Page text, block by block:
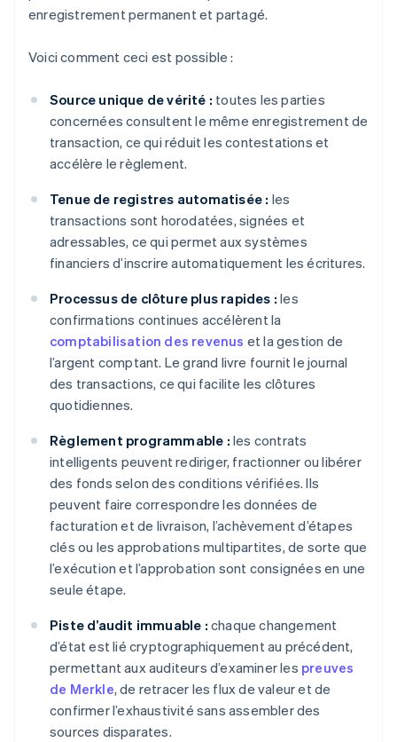
enregistrement permanent et partagé.
Voici comment ceci est possible :
Source unique de vérité : toutes les parties
concernées consultent le même enregistrement de
transaction, ce qui réduit les contestations et
accélère le règlement.
Tenue de registres automatisée : les
transactions sont horodatées, signées et
adressables, ce qui permet aux systèmes
financiers d’inscrire automatiquement les écritures.
Processus de clôture plus rapides : les
confirmations continues accélèrent la
comptabilisation des revenus et la gestion de
l’argent comptant. Le grand livre fournit le journal
des transactions, ce qui facilite les clôtures
quotidiennes.
Règlement programmable : les contrats
intelligents peuvent rediriger, fractionner ou libérer
des fonds selon des conditions vérifiées. Ils
peuvent faire correspondre les données de
facturation et de livraison, l’achèvement d’étapes
clés ou les approbations multipartites, de sorte que
l’exécution et l’approbation sont consignées en une
seule étape.
Piste d’audit immuable : chaque changement
d’état est lié cryptographiquement au précédent,
permettant aux auditeurs d’examiner les preuves
de Merkle, de retracer les flux de valeur et de
confirmer l’exhaustivité sans assembler des
sources disparates.